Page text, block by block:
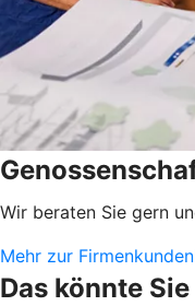
Wir beraten Sie gern
Mehr zur
Das könnte